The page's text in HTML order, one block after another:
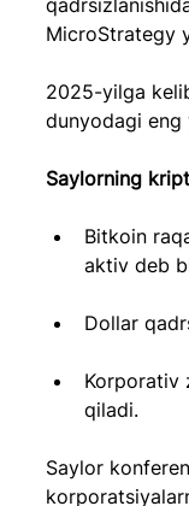
MicroStrategy
2025-yilga
dunyodagi
Saylorning
Bitkoin
aktiv deb
Dollar
Korporativ
qiladi.
Saylor